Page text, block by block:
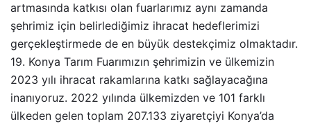
artmasında katkısı olan fuarlarımız aynı zamanda
şehrimiz için belirlediğimiz ihracat hedeflerimizi
gerçekleştirmede de en büyük destekçimiz olmaktadır.
19. Konya Tarım Fuarımızın şehrimizin ve ülkemizin
2023 yılı ihracat rakamlarına katkı sağlayacağına
inanıyoruz. 2022 yılında ülkemizden ve 101 farklı
ülkeden gelen toplam 207.133 ziyaretçiyi Konya’da